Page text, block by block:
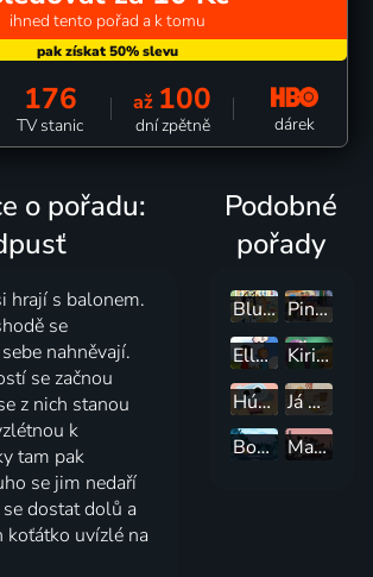
ihned tento pořad a k tomu
176
TV stanic
až 100
dní zpětně dárek
o pořadu:
hrají s balonem.
se
nahněvají.
se začnou
z nich stanou
k
tam pak
se jim nedaří
dostat dolů a
koťátko uvízlé na
Podobné
pořady
Bluey
Pinocchiova zázračná dedinka
Ella, Oskar a Hú
Kiri a Lou
HúHú
Já Baryk
Bodláček a Jehlinka
Malý medvídek Pompon